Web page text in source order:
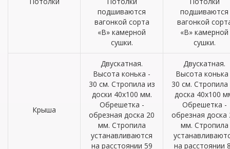
подшиваются
вагонкой сорта
«В» камерной
сушки.
подшиваются
вагонкой
«В» камерной
сушки.
Крыша
Двускатная.
Высота конька -
30 см. Стропила из
доски 40х100 мм.
Обрешетка -
обрезная доска 20
мм. Стропила
устанавливаются
на расстоянии 59
Двускатная.
Высота
30 см. Стропила
доска 40х100
Обрешетка -
обрезная доска
мм. Стропила
на расстоянии